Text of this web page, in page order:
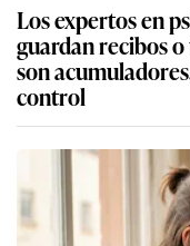
Los expertos en
guardan recibos
son
control